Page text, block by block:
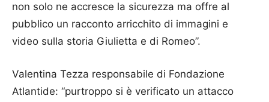
non solo ne accresce la sicurezza ma offre al
pubblico un racconto arricchito di immagini e
video sulla storia Giulietta e di Romeo”.
Valentina Tezza responsabile di Fondazione
Atlantide: “purtroppo si è verificato un attacco